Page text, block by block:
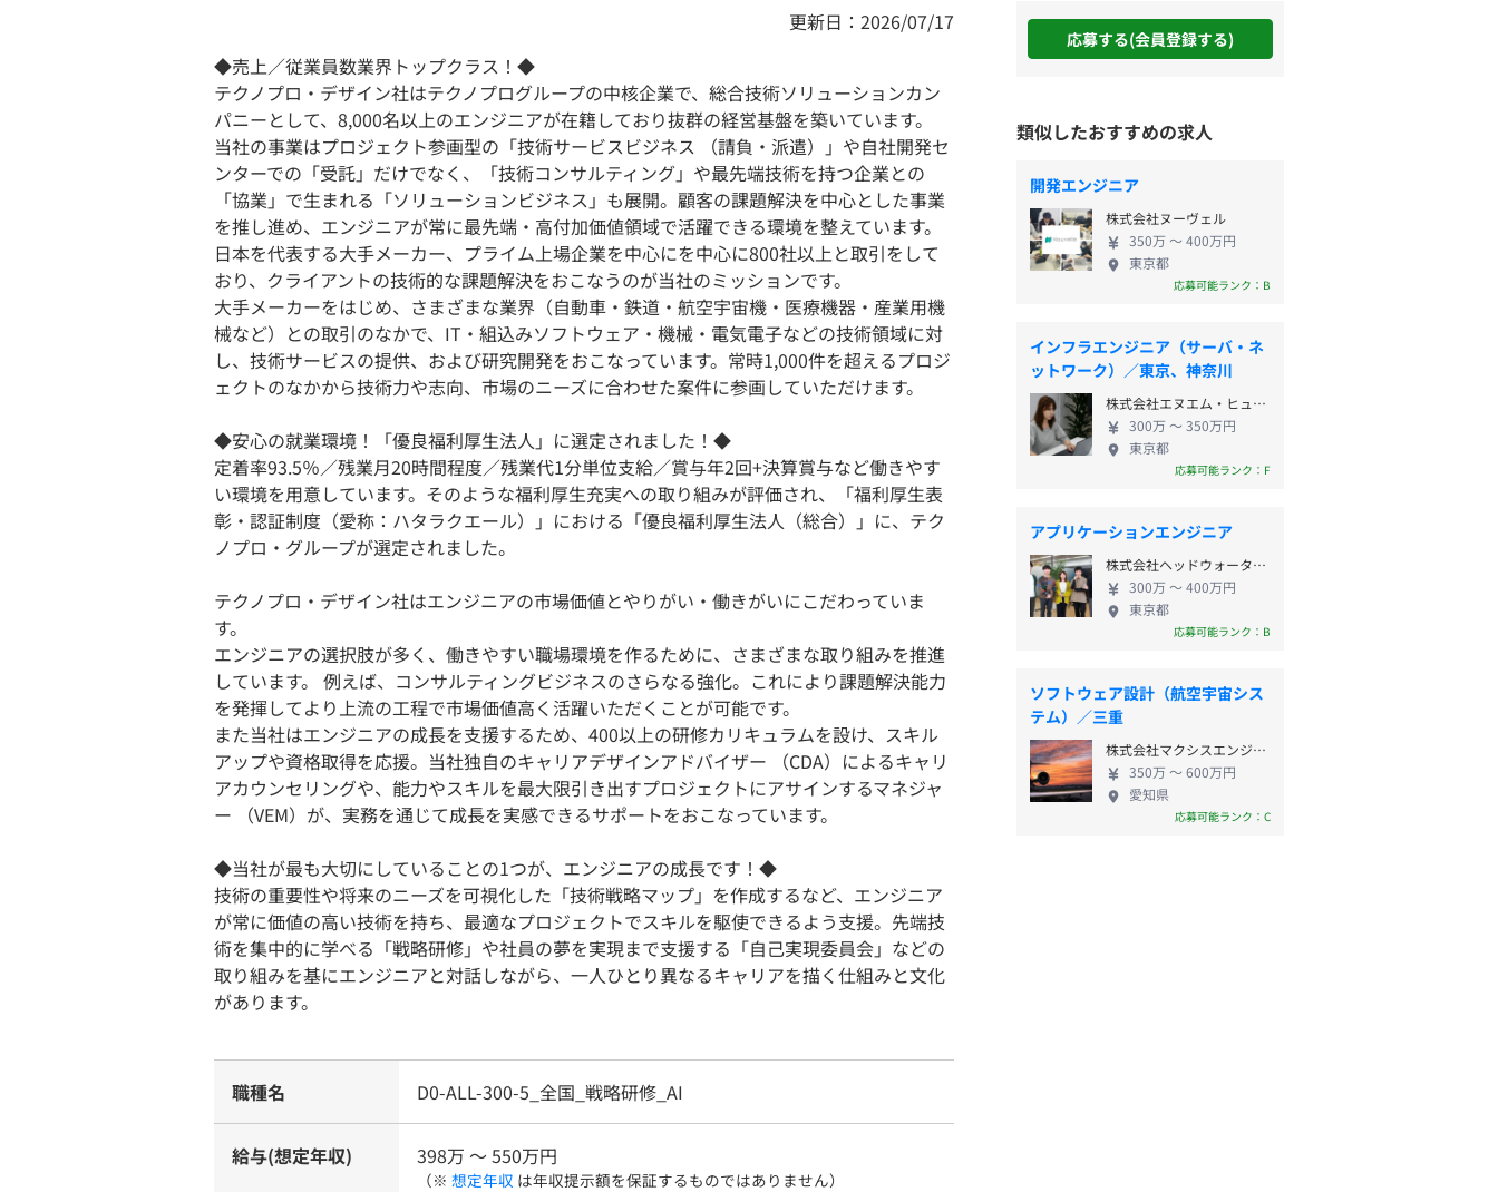
更新日：2026/07/17
◆売上／従業員数業界トップクラス！◆
テクノプロ・デザイン社はテクノプログループの中核企業で、総合技術ソリューションカン
パニーとして、8,000名以上のエンジニアが在籍しており抜群の経営基盤を築いています。
当社の事業はプロジェクト参画型の「技術サービスビジネス （請負・派遣）」や自社開発セ
ンターでの「受託」だけでなく、「技術コンサルティング」や最先端技術を持つ企業との
「協業」で生まれる「ソリューションビジネス」も展開。顧客の課題解決を中心とした事業
を推し進め、エンジニアが常に最先端・高付加価値領域で活躍できる環境を整えています。
日本を代表する大手メーカー、プライム上場企業を中心にを中心に800社以上と取引をして
おり、クライアントの技術的な課題解決をおこなうのが当社のミッションです。
大手メーカーをはじめ、さまざまな業界（自動車・鉄道・航空宇宙機・医療機器・産業用機
械など）との取引のなかで、IT・組込みソフトウェア・機械・電気電子などの技術領域に対
し、技術サービスの提供、および研究開発をおこなっています。常時1,000件を超えるプロジ
ェクトのなかから技術力や志向、市場のニーズに合わせた案件に参画していただけます。
◆安心の就業環境！「優良福利厚生法人」に選定されました！◆
定着率93.5％／残業月20時間程度／残業代1分単位支給／賞与年2回+決算賞与など働きやす
い環境を用意しています。そのような福利厚生充実への取り組みが評価され、「福利厚生表
彰・認証制度（愛称：ハタラクエール）」における「優良福利厚生法人（総合）」に、テク
ノプロ・グループが選定されました。
テクノプロ・デザイン社はエンジニアの市場価値とやりがい・働きがいにこだわっていま
す。
エンジニアの選択肢が多く、働きやすい職場環境を作るために、さまざまな取り組みを推進
しています。 例えば、コンサルティングビジネスのさらなる強化。これにより課題解決能力
を発揮してより上流の工程で市場価値高く活躍いただくことが可能です。
また当社はエンジニアの成長を支援するため、400以上の研修カリキュラムを設け、スキル
アップや資格取得を応援。当社独自のキャリアデザインアドバイザー （CDA）によるキャリ
アカウンセリングや、能力やスキルを最大限引き出すプロジェクトにアサインするマネジャ
ー （VEM）が、実務を通じて成長を実感できるサポートをおこなっています。
◆当社が最も大切にしていることの1つが、エンジニアの成長です！◆
技術の重要性や将来のニーズを可視化した「技術戦略マップ」を作成するなど、エンジニア
が常に価値の高い技術を持ち、最適なプロジェクトでスキルを駆使できるよう支援。先端技
術を集中的に学べる「戦略研修」や社員の夢を実現まで支援する「自己実現委員会」などの
取り組みを基にエンジニアと対話しながら、一人ひとり異なるキャリアを描く仕組みと文化
があります。
職種名 D0-ALL-300-5_全国_戦略研修_AI
給与(想定年収) 398万 〜 550万円
（※ 想定年収 は年収提示額を保証するものではありません）
応募する(会員登録する)
類似したおすすめの求人
開発エンジニア
株式会社ヌーヴェル
350万 〜 400万円
東京都
応募可能ランク：B
インフラエンジニア（サーバ・ネ
ットワーク）／東京、神奈川
株式会社エヌエム・ヒューマテック
300万 〜 350万円
東京都
応募可能ランク：F
アプリケーションエンジニア
株式会社ヘッドウォータースプロフェッショナルズ
300万 〜 400万円
東京都
応募可能ランク：B
ソフトウェア設計（航空宇宙シス
テム）／三重
株式会社マクシスエンジニアリング
350万 〜 600万円
愛知県
応募可能ランク：C